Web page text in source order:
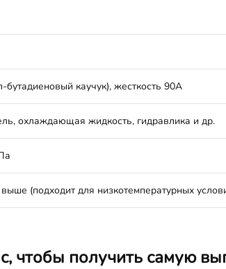
бутадиеновый каучук), жесткость 90A
охлаждающая жидкость, гидравлика и др.
(подходит для низкотемпературных
чтобы получить самую